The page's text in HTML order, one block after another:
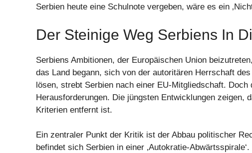
Serbien heute eine Schulnote vergeben, wäre es ein
Der Steinige Weg Serbiens In
Serbiens Ambitionen, der Europäischen Union
das Land begann, sich von der autoritären Herrschaft
lösen, strebt Serbien nach einer EU-Mitgliedschaft.
Herausforderungen. Die jüngsten Entwicklungen zeigen,
Kriterien entfernt ist.
Ein zentraler Punkt der Kritik ist der Abbau politischer
befindet sich Serbien in einer ‚Autokratie-